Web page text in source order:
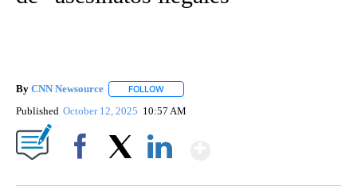
By CNN Newsource FOLLOW
Published October 12, 2025 10:57 AM